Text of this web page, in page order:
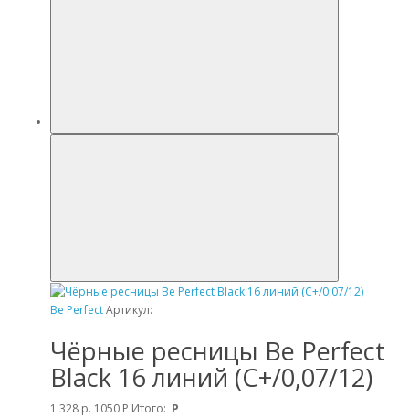
Be PerfectАртикул:
Чёрные ресницы Be Perfect
Black 16 линий (C+/0,07/12)
1 328 р. 1050 Р Итого: Р